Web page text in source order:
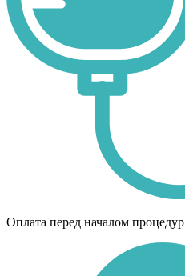
Оплата перед началом процедур